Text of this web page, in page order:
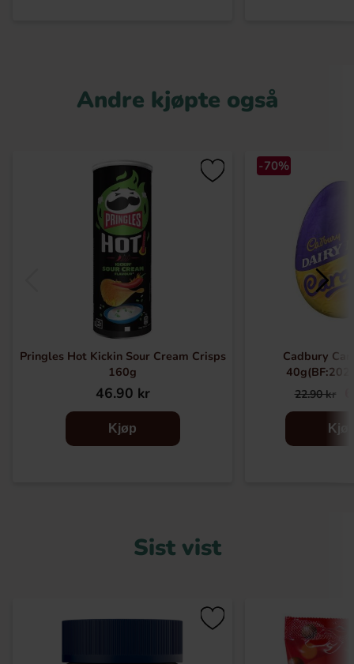
Andre kjøpte også
Pringles Hot Kickin Sour Cream Crisps
160g
46.90 kr
Kjøp
-70%
Cadbury
22.90 kr
Sist vist